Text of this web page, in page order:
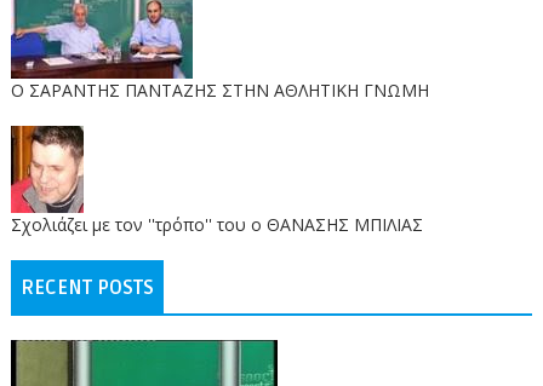
O ΣΑΡΑΝΤΗΣ ΠΑΝΤΑΖΗΣ ΣΤΗΝ ΑΘΛΗΤΙΚΗ ΓΝΩΜΗ
Σχολιάζει με τον ''τρόπο'' του ο ΘΑΝΑΣΗΣ ΜΠΙΛΙΑΣ
RECENT POSTS